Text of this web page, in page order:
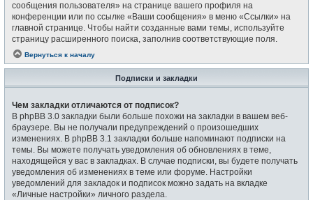
сообщения пользователя» на странице вашего профиля на
конференции или по ссылке «Ваши сообщения» в меню «Ссылки» на
главной странице. Чтобы найти созданные вами темы, используйте
страницу расширенного поиска, заполнив соответствующие поля.
Вернуться к началу
Подписки и закладки
Чем закладки отличаются от подписок?
В phpBB 3.0 закладки были больше похожи на закладки в вашем веб-
браузере. Вы не получали предупреждений о произошедших
изменениях. В phpBB 3.1 закладки больше напоминают подписки на
темы. Вы можете получать уведомления об обновлениях в теме,
находящейся у вас в закладках. В случае подписки, вы будете получать
уведомления об изменениях в теме или форуме. Настройки
уведомлений для закладок и подписок можно задать на вкладке
«Личные настройки» личного раздела.